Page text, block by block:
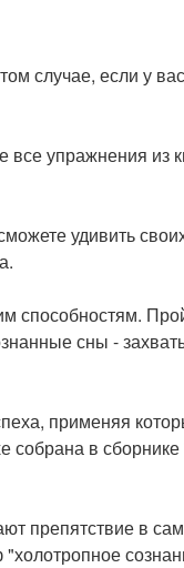
случае, если у
упражнения из
удивить
способностям.
сны -
применяя
в
препятствие в